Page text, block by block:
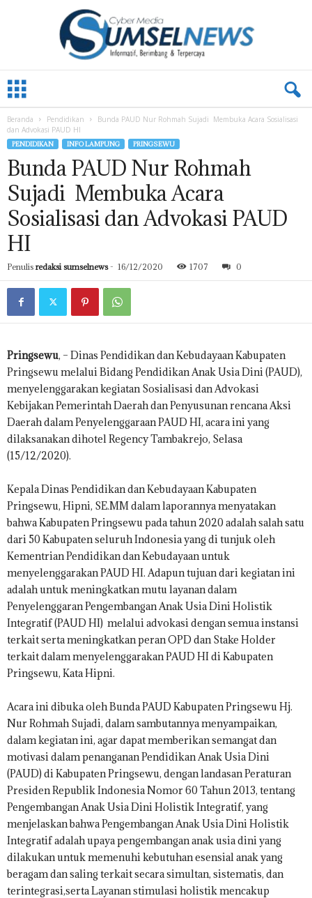
M
N
S
Beranda Pendidikan
Bunda PAUD Nur Rohmah Sujadi Membuka Acara Sosialisasi
dan Advokasi PAUD HI
PENDIDIKAN INFO LAMPUNG PRINGSEWU
Bunda PAUD Nur Rohmah
Sujadi Membuka Acara
Sosialisasi dan Advokasi PAUD
HI
Penulis redaksi sumselnews- 16/12/2020 1707 0
Pringsewu, – Dinas Pendidikan dan Kebudayaan Kabupaten
Pringsewu melalui Bidang Pendidikan Anak Usia Dini (PAUD),
menyelenggarakan kegiatan Sosialisasi dan Advokasi
Kebijakan Pemerintah Daerah dan Penyusunan rencana Aksi
Daerah dalam Penyelenggaraan PAUD HI, acara ini yang
dilaksanakan dihotel Regency Tambakrejo, Selasa
(15/12/2020).
Kepala Dinas Pendidikan dan Kebudayaan Kabupaten
Pringsewu, Hipni, SE.MM dalam laporannya menyatakan
bahwa Kabupaten Pringsewu pada tahun 2020 adalah salah satu
dari 50 Kabupaten seluruh Indonesia yang di tunjuk oleh
Kementrian Pendidikan dan Kebudayaan untuk
menyelenggarakan PAUD HI. Adapun tujuan dari kegiatan ini
adalah untuk meningkatkan mutu layanan dalam
Penyelenggaran Pengembangan Anak Usia Dini Holistik
Integratif (PAUD HI) melalui advokasi dengan semua instansi
terkait serta meningkatkan peran OPD dan Stake Holder
terkait dalam menyelenggarakan PAUD HI di Kabupaten
Pringsewu, Kata Hipni.
Acara ini dibuka oleh Bunda PAUD Kabupaten Pringsewu Hj.
Nur Rohmah Sujadi, dalam sambutannya menyampaikan,
dalam kegiatan ini, agar dapat memberikan semangat dan
motivasi dalam penanganan Pendidikan Anak Usia Dini
(PAUD) di Kabupaten Pringsewu, dengan landasan Peraturan
Presiden Republik Indonesia Nomor 60 Tahun 2013, tentang
Pengembangan Anak Usia Dini Holistik Integratif, yang
menjelaskan bahwa Pengembangan Anak Usia Dini Holistik
Integratif adalah upaya pengembangan anak usia dini yang
dilakukan untuk memenuhi kebutuhan esensial anak yang
beragam dan saling terkait secara simultan, sistematis, dan
terintegrasi,serta Layanan stimulasi holistik mencakup